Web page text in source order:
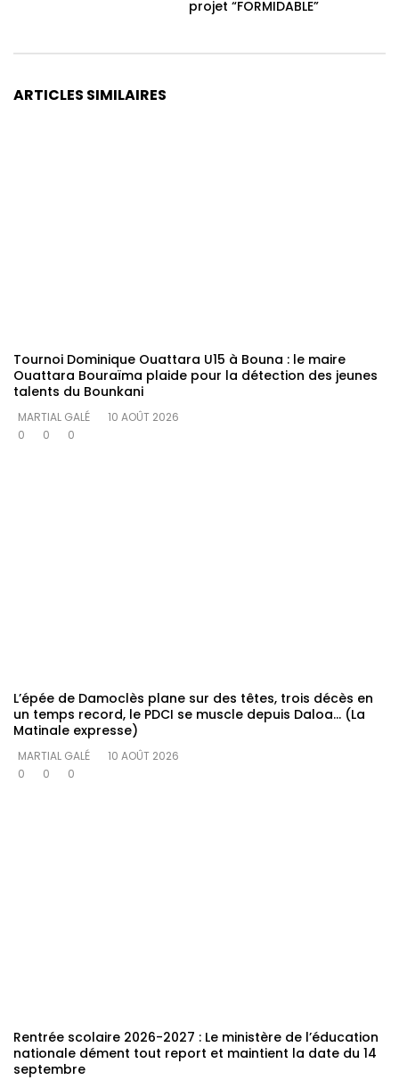
projet “FORMIDABLE”
ARTICLES SIMILAIRES
Tournoi Dominique Ouattara U15 à Bouna : le maire
Ouattara Bouraïma plaide pour la détection des jeunes
talents du Bounkani
MARTIAL GALÉ
10 AOÛT 2026
0
0 0
L’épée de Damoclès plane sur des têtes, trois décès en
un temps record, le PDCI se muscle depuis Daloa… (La
Matinale expresse)
MARTIAL GALÉ
10 AOÛT 2026
0
0 0
Rentrée scolaire 2026-2027 : Le ministère de l’éducation
nationale dément tout report et maintient la date du 14
septembre